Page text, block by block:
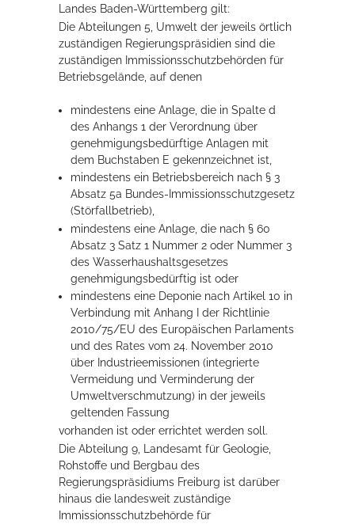
Landes Baden-Württemberg gilt:
Die Abteilungen 5, Umwelt der jeweils örtlich
zuständigen Regierungspräsidien sind die
zuständigen Immissionsschutzbehörden für
Betriebsgelände, auf denen
mindestens eine Anlage, die in Spalte d
des Anhangs 1 der Verordnung über
genehmigungsbedürftige Anlagen mit
dem Buchstaben E gekennzeichnet ist,
mindestens ein Betriebsbereich nach § 3
Absatz 5a Bundes-Immissionsschutzgesetz
(Störfallbetrieb),
mindestens eine Anlage, die nach § 60
Absatz 3 Satz 1 Nummer 2 oder Nummer 3
des Wasserhaushaltsgesetzes
genehmigungsbedürftig ist oder
mindestens eine Deponie nach Artikel 10 in
Verbindung mit Anhang I der Richtlinie
2010/75/EU des Europäischen Parlaments
und des Rates vom 24. November 2010
über Industrieemissionen (integrierte
Vermeidung und Verminderung der
Umweltverschmutzung) in der jeweils
geltenden Fassung
vorhanden ist oder errichtet werden soll.
Die Abteilung 9, Landesamt für Geologie,
Rohstoffe und Bergbau des
Regierungspräsidiums Freiburg ist darüber
hinaus die landesweit zuständige
Immissionsschutzbehörde für